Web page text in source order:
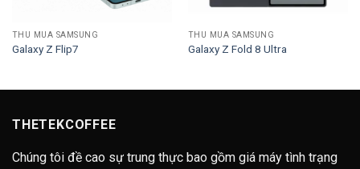
THU MUA SAMSUNG
Galaxy Z Flip7
THU MUA SAMSUNG
Galaxy Z Fold 8 Ultra
THETEKCOFFEE
Chúng tôi đề cao sự trung thực bao gồm giá máy tình trạng